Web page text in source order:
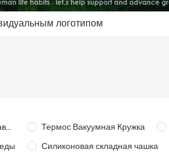
логотипом
Бутылки для воды из нержавеющей стали Термос Вакуумная Кружка
Силиконовая складная чашка